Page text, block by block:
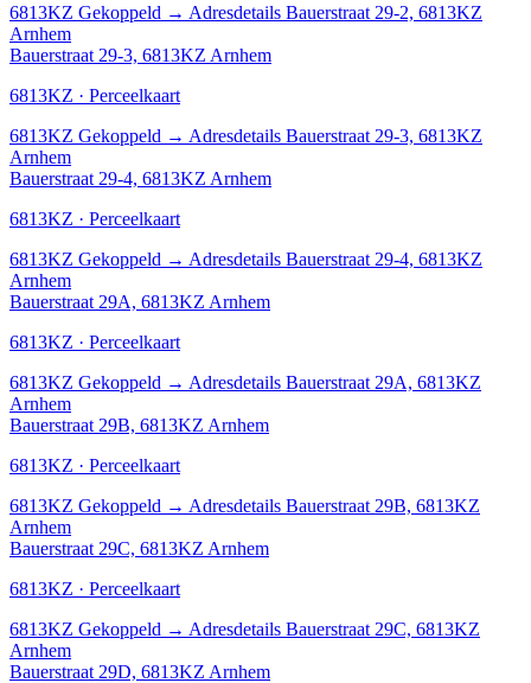
6813KZ Gekoppeld → Adresdetails Bauerstraat 29-2, 6813KZ
Arnhem
Bauerstraat 29-3, 6813KZ Arnhem
6813KZ · Perceelkaart
6813KZ Gekoppeld → Adresdetails Bauerstraat 29-3, 6813KZ
Arnhem
Bauerstraat 29-4, 6813KZ Arnhem
6813KZ · Perceelkaart
6813KZ Gekoppeld → Adresdetails Bauerstraat 29-4, 6813KZ
Arnhem
Bauerstraat 29A, 6813KZ Arnhem
6813KZ · Perceelkaart
6813KZ Gekoppeld → Adresdetails Bauerstraat 29A, 6813KZ
Arnhem
Bauerstraat 29B, 6813KZ Arnhem
6813KZ · Perceelkaart
6813KZ Gekoppeld → Adresdetails Bauerstraat 29B, 6813KZ
Arnhem
Bauerstraat 29C, 6813KZ Arnhem
6813KZ · Perceelkaart
6813KZ Gekoppeld → Adresdetails Bauerstraat 29C, 6813KZ
Arnhem
Bauerstraat 29D, 6813KZ Arnhem